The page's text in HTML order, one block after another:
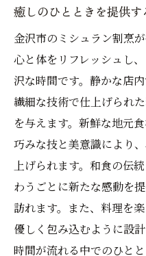
癒しのひとときを提供
金沢市のミシュラン割烹
心と体をリフレッシュし
沢な時間です。静かな店
繊細な技術で仕上げられ
を与えます。新鮮な地元
巧みな技と美意識により
上げられます。和食の伝
わうごとに新たな感動を
訪れます。また、料理を
優しく包み込むように設
時間が流れる中でのひと